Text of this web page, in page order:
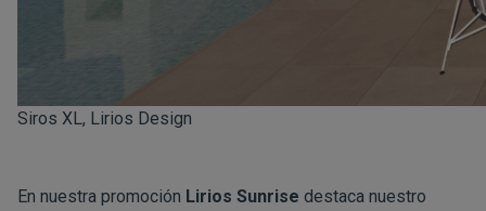
Siros XL, Lirios Design
En nuestra promoción Lirios Sunrise destaca nuestro